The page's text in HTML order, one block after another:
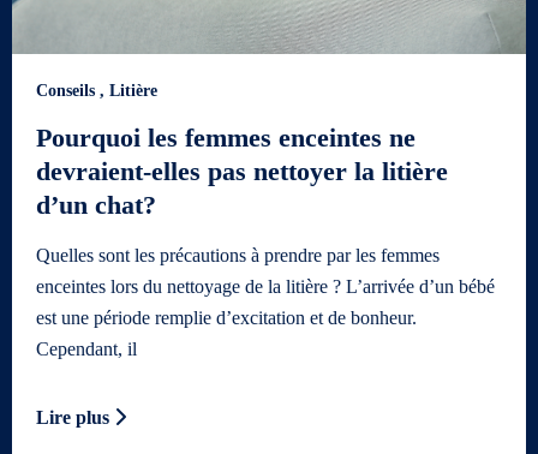
Conseils , Litière
Pourquoi les femmes enceintes ne
devraient-elles pas nettoyer la litière
d’un chat?
Quelles sont les précautions à prendre par les femmes
enceintes lors du nettoyage de la litière ? L’arrivée d’un bébé
est une période remplie d’excitation et de bonheur.
Cependant, il
Lire plus